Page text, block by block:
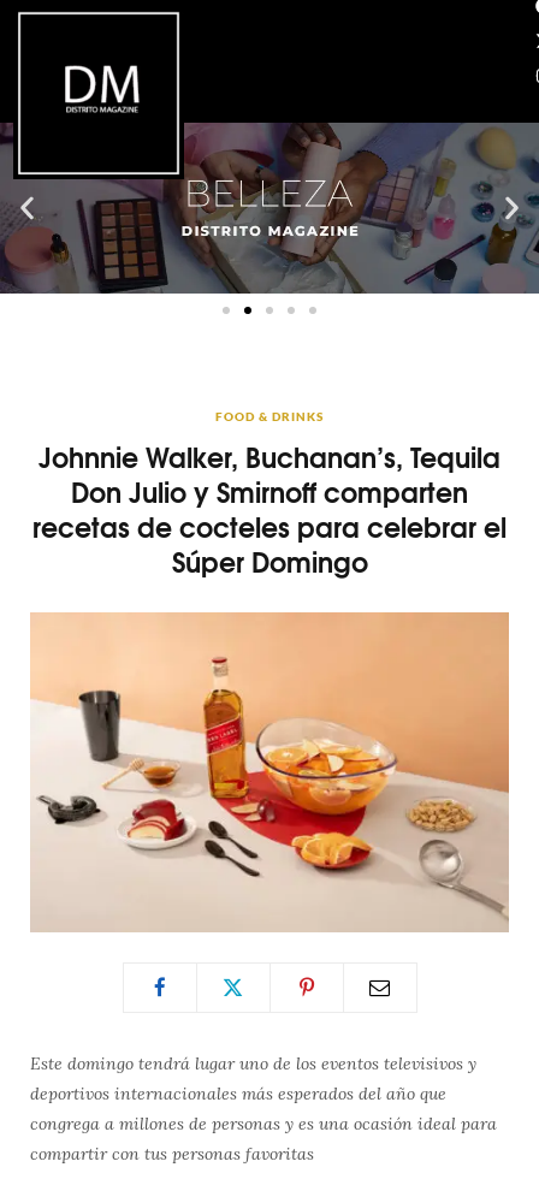
FOOD & DRINKS
Johnnie Walker, Buchanan’s, Tequila
Don Julio y Smirnoff comparten
recetas de cocteles para celebrar el
Súper Domingo
Este domingo tendrá lugar uno de los eventos televisivos y
deportivos internacionales más esperados del año que
congrega a millones de personas y es una ocasión ideal para
compartir con tus personas favoritas